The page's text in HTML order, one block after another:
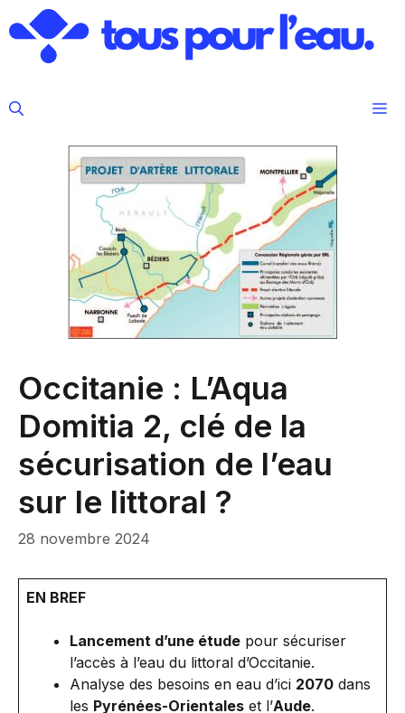
au
contenu
Occitanie : L’Aqua
Domitia 2, clé de la
sécurisation de l’eau
sur le littoral ?
28 novembre 2024
EN BREF
Lancement d’une étude pour sécuriser
l’accès à l’eau du littoral d’Occitanie.
Analyse des besoins en eau d’ici 2070 dans
les Pyrénées-Orientales et l’Aude.